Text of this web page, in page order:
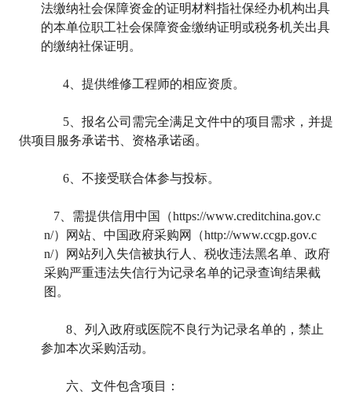
法缴纳社会保障资金的证明材料指社保经办机构出具
的本单位职工社会保障资金缴纳证明或税务机关出具
的缴纳社保证明。
4 、提供维修工程师的相应资质。
5 、报名公司需完全满足文件中的项目需求，并提
供项目服务承诺书、资格承诺函。
6 、不接受联合体参与投标。
7 、需提供信用中国（https://www.creditchina.gov.c
n/）网站、中国政府采购网（http://www.ccgp.gov.c
n/）网站列入失信被执行人、税收违法黑名单、政府
采购严重违法失信行为记录名单的记录查询结果截
图。
8 、列入政府或医院不良行为记录名单的，禁止
参加本次采购活动。
六、文件包含项目：